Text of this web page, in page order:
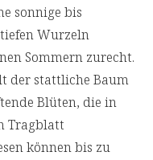
sonnige bis
Wurzeln
Sommern zurecht.
der stattliche Baum
Blüten, die in
Tragblatt
können bis zu